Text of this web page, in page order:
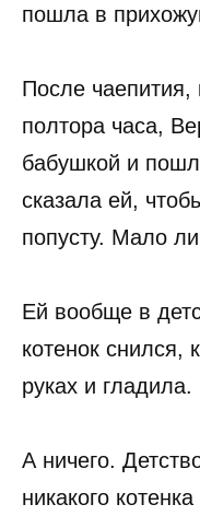
пошла в
После чаепития,
полтора часа,
бабушкой и
сказала ей,
попусту. Мало
Ей вообще в
котенок снился,
руках и
А ничего.
никакого